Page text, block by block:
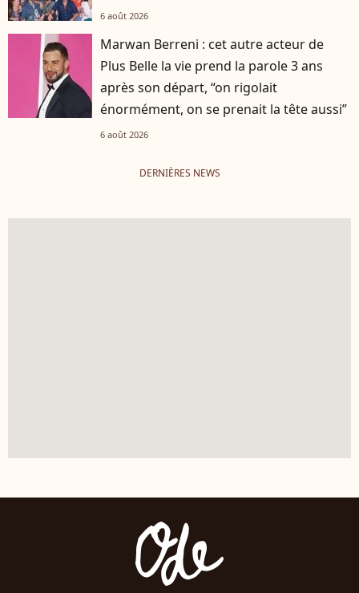
6 août 2026
Marwan Berreni : cet autre acteur de
Plus Belle la vie prend la parole 3 ans
après son départ, “on rigolait
énormément, on se prenait la tête aussi”
6 août 2026
DERNIÈRES NEWS